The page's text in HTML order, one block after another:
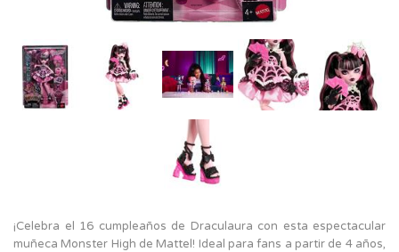
¡Celebra el 16 cumpleaños de Draculaura con esta espectacular
muñeca Monster High de Mattel! Ideal para fans a partir de 4 años,